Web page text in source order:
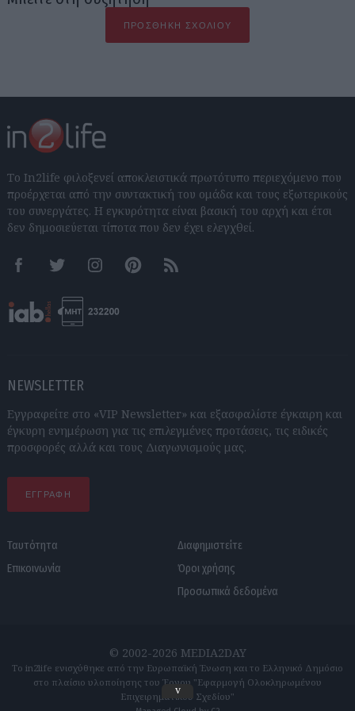
ΠΡΟΣΘΉΚΗ ΣΧΟΛΊΟΥ
Το In2life φιλοξενεί αποκλειστικά πρωτότυπο περιεχόμενο που
προέρχεται από την συντακτική του ομάδα και τους εξωτερικούς
του συνεργάτες. Η εγκυρότητα είναι βασική του αρχή και έτσι
δεν δημοσιεύεται τίποτα που δεν έχει ελεγχθεί.
FacebookTwitter InstagramPinterestRSS feeds
NEWSLETTER
Εγγραφείτε στο «VIP Newsletter» και εξασφαλίστε έγκαιρη και
έγκυρη ενημέρωση για τις επιλεγμένες προτάσεις, τις ειδικές
προσφορές αλλά και τους Διαγωνισμούς μας.
ΕΓΓΡΑΦΗ
Ταυτότητα
Επικοινωνία
Διαφημιστείτε
Όροι χρήσης
Προσωπικά δεδομένα
© 2002-2026 MEDIA2DAY
Το in2life ενισχύθηκε από την Ευρωπαϊκή Ένωση και το Ελληνικό Δημόσιο
στο πλαίσιο υλοποίησης του Έργου "Εφαρμογή Ολοκληρωμένου
Επιχειρηματικού Σχεδίου"
v